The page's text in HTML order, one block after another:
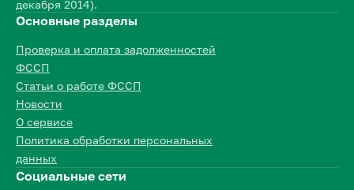
декабря 2014).
Основные разделы
Проверка и оплата задолженностей
ФССП
Статьи о работе ФССП
Новости
О сервисе
Политика обработки персональных
данных
Социальные сети